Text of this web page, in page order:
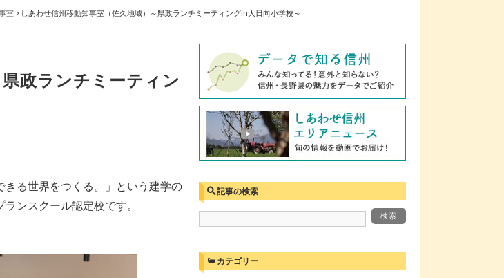
室 > しあわせ信州移動知事室（佐久地域）～県政ランチミーティングin大日向小学校～
政ランチミーティン
る世界をつくる。」という建学の
ンスクール認定校です。
記事の検索
カテゴリー